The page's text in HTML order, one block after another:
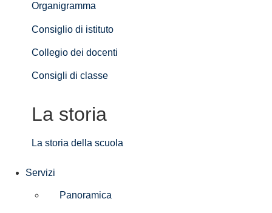
Organigramma
Consiglio di istituto
Collegio dei docenti
Consigli di classe
La storia
La storia della scuola
Servizi
Panoramica